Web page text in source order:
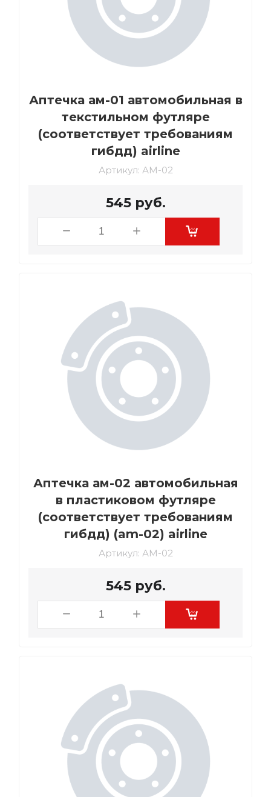
Аптечка ам-01 автомобильная в
текстильном футляре
(соответствует требованиям
гибдд) airline
Артикул: АМ-02
545 руб.
Аптечка ам-02 автомобильная
в пластиковом футляре
(соответствует требованиям
гибдд) (am-02) airline
Артикул: АМ-02
545 руб.